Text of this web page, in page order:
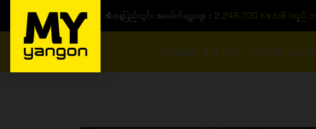
ယနေ့ပြည်တွင်း ၁၅ ပဲရည်ရွှေဈေး :3,770,000 - ပြင်ပပေါက်စျေး (၁၆
THINGS TO DO FOOD &